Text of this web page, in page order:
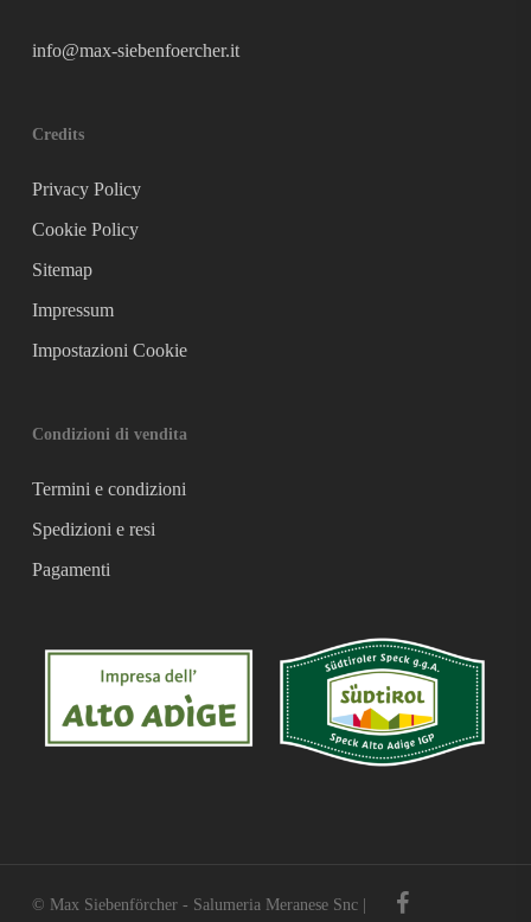
info@max-siebenfoercher.it
Credits
Privacy Policy
Cookie Policy
Sitemap
Impressum
Impostazioni Cookie
Condizioni di vendita
Termini e condizioni
Spedizioni e resi
Pagamenti
© Max Siebenförcher - Salumeria Meranese Snc | facebook